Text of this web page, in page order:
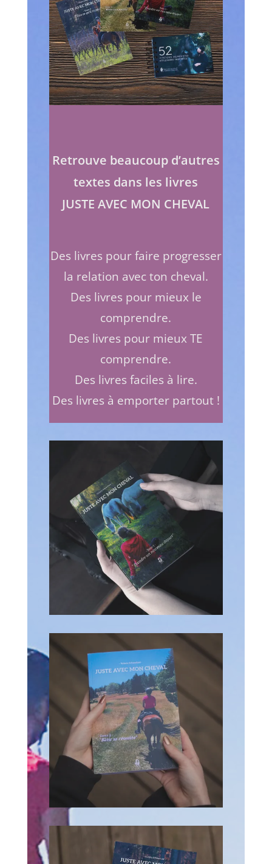
Retrouve beaucoup d’autres
textes dans les livres
JUSTE AVEC MON CHEVAL
Des livres pour faire progresser
la relation avec ton cheval.
Des livres pour mieux le
comprendre.
Des livres pour mieux TE
comprendre.
Des livres faciles à lire.
Des livres à emporter partout !